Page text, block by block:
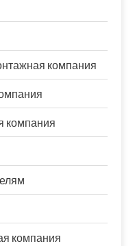
компания
компания
компания